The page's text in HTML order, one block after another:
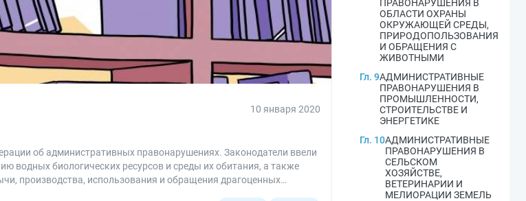
10 января 2020
об административных правонарушениях. Законодатели ввели
водных биологических ресурсов и среды их обитания, а также
производства, использования и обращения драгоценных
ПРАВОНАРУШЕНИЯ В
ОБЛАСТИ ОХРАНЫ
ОКРУЖАЮЩЕЙ СРЕДЫ,
ПРИРОДОПОЛЬЗОВАНИЯ
И ОБРАЩЕНИЯ С
ЖИВОТНЫМИ
Гл. 9АДМИНИСТРАТИВНЫЕ
ПРАВОНАРУШЕНИЯ В
ПРОМЫШЛЕННОСТИ,
СТРОИТЕЛЬСТВЕ И
ЭНЕРГЕТИКЕ
Гл. 10АДМИНИСТРАТИВНЫЕ
ПРАВОНАРУШЕНИЯ В
СЕЛЬСКОМ
ХОЗЯЙСТВЕ,
ВЕТЕРИНАРИИ И
МЕЛИОРАЦИИ ЗЕМЕЛЬ